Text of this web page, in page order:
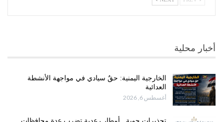
أخبار محلية
الخارجية اليمنية: حقٌ سيادي في مواجهة الأنشطة
العدائية
أغسطس 6, 2026